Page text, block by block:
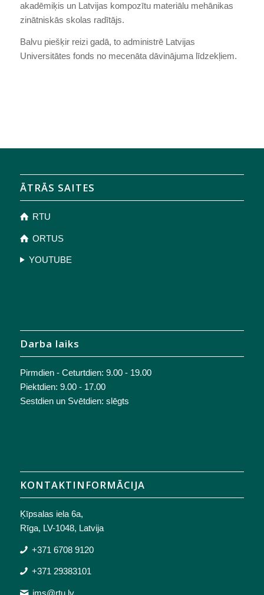
akadēmiķis un Latvijas kompozītu materiālu mehānikas
zinātniskās skolas radītājs.
Balvu piešķir reizi gadā, to administrē Latvijas
Universitātes fonds no mecenāta dāvinājuma līdzekļiem.
ĀTRĀS SAITES
RTU
ORTUS
YOUTUBE
Darba laiks
Pirmdien - Ceturtdien: 9.00 - 19.00
Piektdien: 9.00 - 17.00
Sestdien un Svētdien: slēgts
KONTAKTINFORMĀCIJA
Ķīpsalas iela 6a,
Rīga, LV-1048, Latvija
+371 6708 9120
+371 29383101
ims@rtu.lv